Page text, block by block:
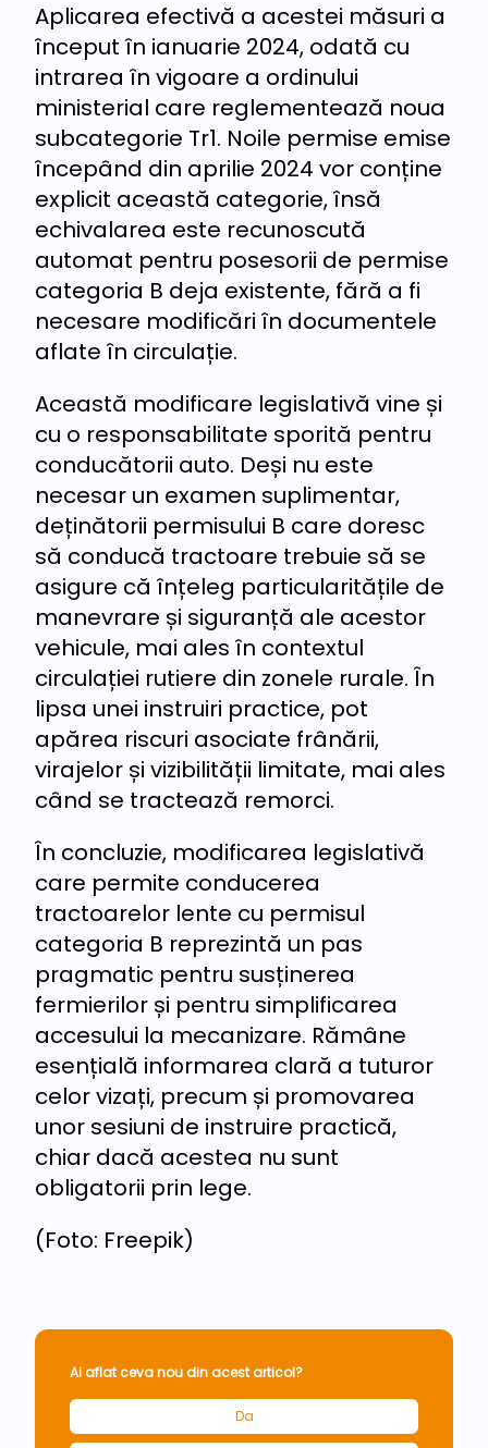
Aplicarea efectivă a acestei măsuri a
început în ianuarie 2024, odată cu
intrarea în vigoare a ordinului
ministerial care reglementează noua
subcategorie Tr1. Noile permise emise
începând din aprilie 2024 vor conține
explicit această categorie, însă
echivalarea este recunoscută
automat pentru posesorii de permise
categoria B deja existente, fără a fi
necesare modificări în documentele
aflate în circulație.
Această modificare legislativă vine și
cu o responsabilitate sporită pentru
conducătorii auto. Deși nu este
necesar un examen suplimentar,
deținătorii permisului B care doresc
să conducă tractoare trebuie să se
asigure că înțeleg particularitățile de
manevrare și siguranță ale acestor
vehicule, mai ales în contextul
circulației rutiere din zonele rurale. În
lipsa unei instruiri practice, pot
apărea riscuri asociate frânării,
virajelor și vizibilității limitate, mai ales
când se tractează remorci.
În concluzie, modificarea legislativă
care permite conducerea
tractoarelor lente cu permisul
categoria B reprezintă un pas
pragmatic pentru susținerea
fermierilor și pentru simplificarea
accesului la mecanizare. Rămâne
esențială informarea clară a tuturor
celor vizați, precum și promovarea
unor sesiuni de instruire practică,
chiar dacă acestea nu sunt
obligatorii prin lege.
(Foto: Freepik)
Ai aflat ceva nou din acest articol?
Da